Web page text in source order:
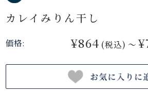
カレイみりん干し
価格: ¥864 (税込) ～